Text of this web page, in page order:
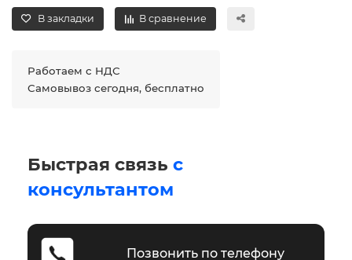
В закладки В сравнение
Работаем с НДС
Самовывоз сегодня, бесплатно
Быстрая связь с
консультантом
Позвонить по телефону